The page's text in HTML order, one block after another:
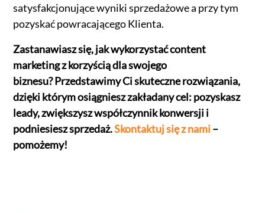
satysfakcjonujące wyniki sprzedażowe a przy tym
pozyskać powracającego Klienta.
Zastanawiasz się, jak wykorzystać content
marketing z korzyścią dla swojego
biznesu? Przedstawimy Ci skuteczne rozwiązania,
dzięki którym osiągniesz zakładany cel: pozyskasz
leady, zwiększysz współczynnik konwersji i
podniesiesz sprzedaż.Skontaktuj się z nami–
pomożemy!